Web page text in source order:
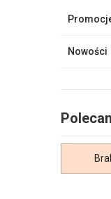
Nowości